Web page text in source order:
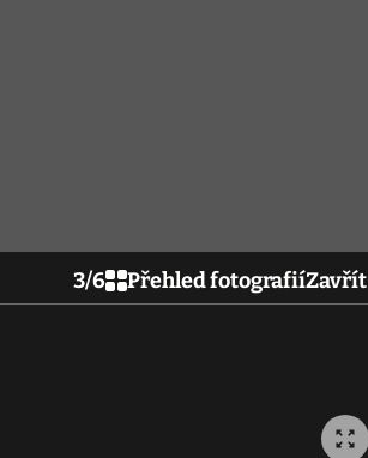
3/6 Přehled fotografiíZavřít